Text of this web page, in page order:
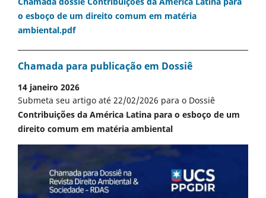
o esboço de um direito comum em matéria
ambiental.pdf
Chamada para publicação em Dossiê
14 janeiro 2026
Submeta seu artigo até 22/02/2026 para o Dossiê
Contribuições da América Latina para o esboço de um
direito comum em matéria ambiental